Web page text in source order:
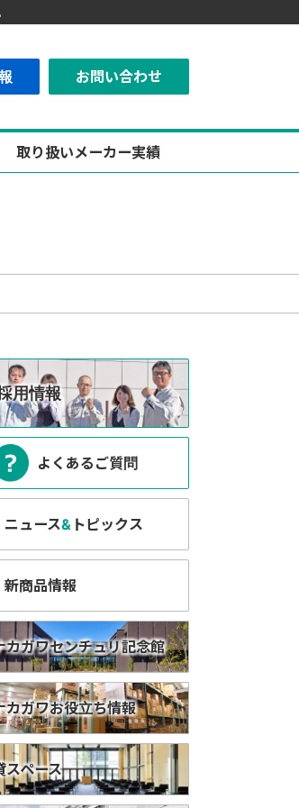
お問い合わせ
取り扱いメーカー実績
用情報
よくあるご質問
ニュース& トピックス
新商品情報
カガワセンチュリ記念館
カガワお役立ち情報
スペース